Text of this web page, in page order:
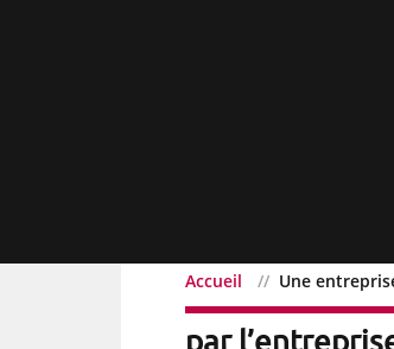
Accueil Une
Une
par